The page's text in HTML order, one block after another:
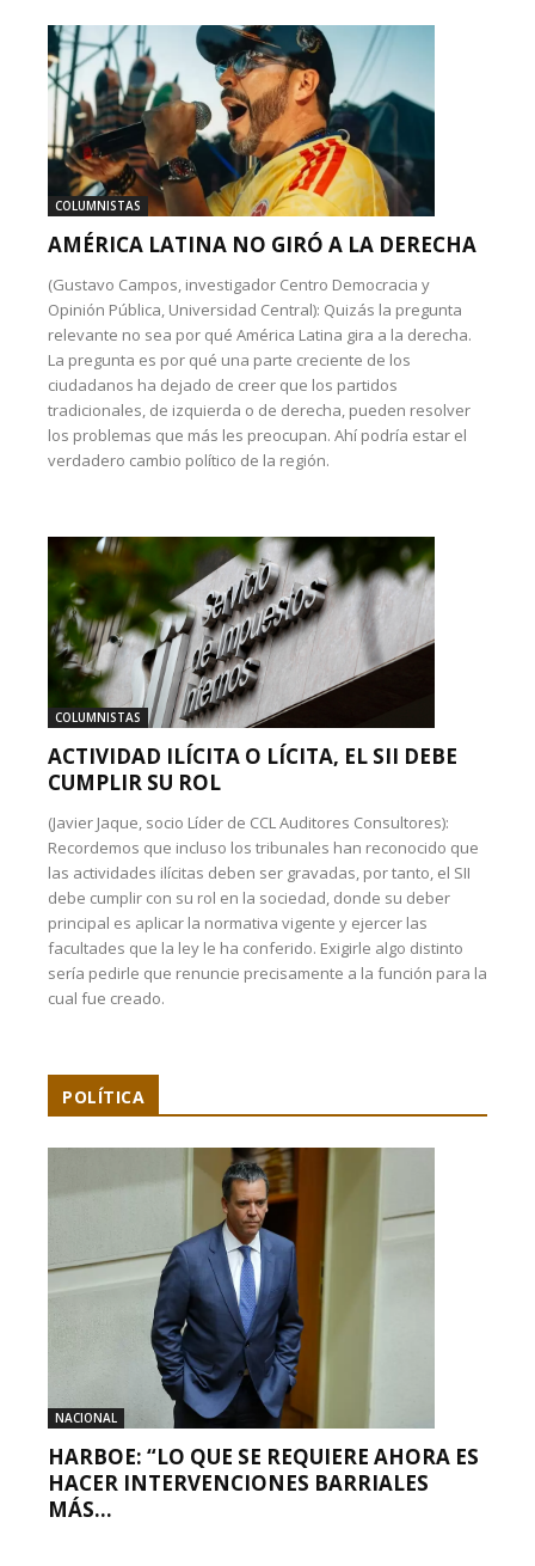
COLUMNISTAS
AMÉRICA LATINA NO GIRÓ A LA DERECHA
(Gustavo Campos, investigador Centro Democracia y
Opinión Pública, Universidad Central): Quizás la pregunta
relevante no sea por qué América Latina gira a la derecha.
La pregunta es por qué una parte creciente de los
ciudadanos ha dejado de creer que los partidos
tradicionales, de izquierda o de derecha, pueden resolver
los problemas que más les preocupan. Ahí podría estar el
verdadero cambio político de la región.
COLUMNISTAS
ACTIVIDAD ILÍCITA O LÍCITA, EL SII DEBE
CUMPLIR SU ROL
(Javier Jaque, socio Líder de CCL Auditores Consultores):
Recordemos que incluso los tribunales han reconocido que
las actividades ilícitas deben ser gravadas, por tanto, el SII
debe cumplir con su rol en la sociedad, donde su deber
principal es aplicar la normativa vigente y ejercer las
facultades que la ley le ha conferido. Exigirle algo distinto
sería pedirle que renuncie precisamente a la función para la
cual fue creado.
POLÍTICA
NACIONAL
HARBOE: “LO QUE SE REQUIERE AHORA ES
HACER INTERVENCIONES BARRIALES
MÁS...